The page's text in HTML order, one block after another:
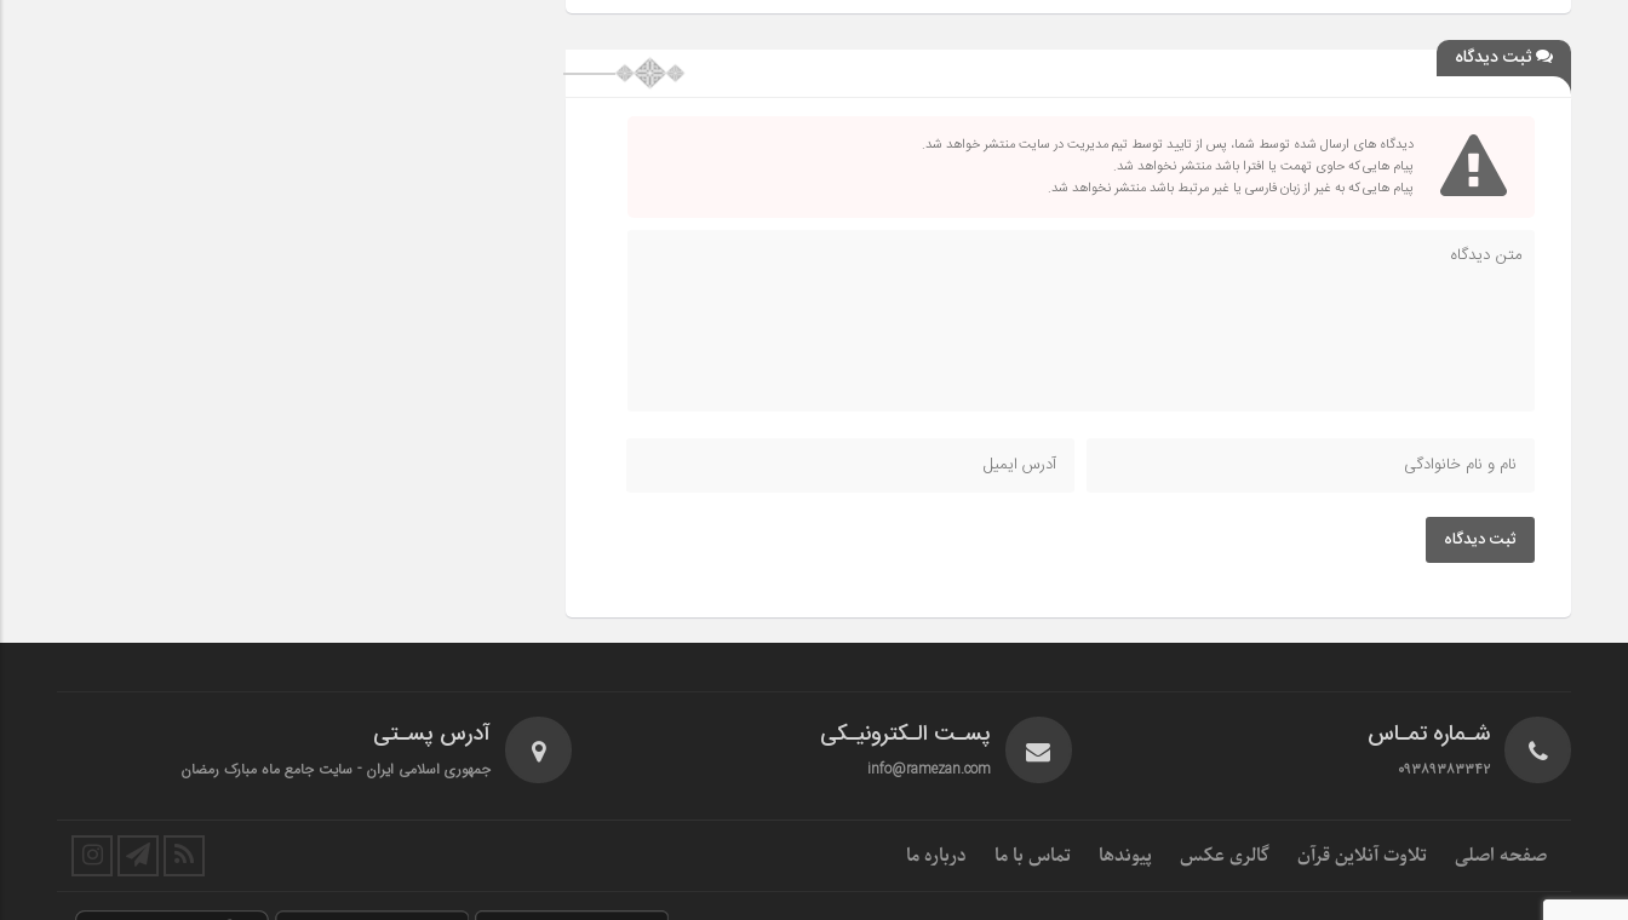
ثبت دیدگاه
دیدگاه های ارسال شده توسط شما، پس از تایید توسط تیم مدیریت در سایت منتشر خواهد شد.
پیام هایی که حاوی تهمت یا افترا باشد منتشر نخواهد شد.
پیام هایی که به غیر از زبان فارسی یا غیر مرتبط باشد منتشر نخواهد شد.
ثبت دیدگاه
شـماره تمـاس
۰۹۳۸۹۳۸۳۳۴۲
پسـت الـکترونیـکی
info@ramezan.com
آدرس پسـتی
جمهوری اسلامی ایران - سایت جامع ماه مبارک رمضان
صفحه اصلی تلاوت آنلاین قرآن گالری عکس پیوندها تماس با ما درباره ما